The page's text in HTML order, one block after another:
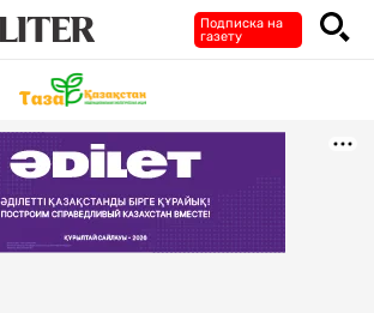
Подписка на
газету